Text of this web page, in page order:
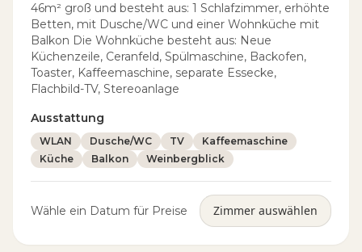
46m² groß und besteht aus: 1 Schlafzimmer, erhöhte
Betten, mit Dusche/WC und einer Wohnküche mit
Balkon Die Wohnküche besteht aus: Neue
Küchenzeile, Ceranfeld, Spülmaschine, Backofen,
Toaster, Kaffeemaschine, separate Essecke,
Flachbild-TV, Stereoanlage
Ausstattung
WLAN Dusche/WC TV
Kaffeemaschine
Küche
Balkon Weinbergblick
Wähle ein Datum für Preise Zimmer auswählen